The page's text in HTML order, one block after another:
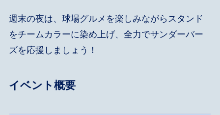
週末の夜は、球場グルメを楽しみながらスタンド
をチームカラーに染め上げ、全力でサンダーバー
ズを応援しましょう！
イベント概要